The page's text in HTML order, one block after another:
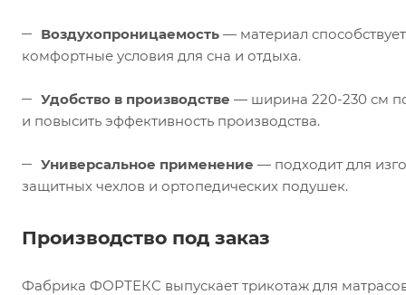
Воздухопроницаемость — материал
комфортные условия для сна и отдыха.
Удобство в производстве — ширина 220-230 см
и повысить эффективность производства.
Универсальное применение — подходит для
защитных чехлов и ортопедических подушек.
Производство под заказ
Фабрика ФОРТЕКС выпускает трикотаж для